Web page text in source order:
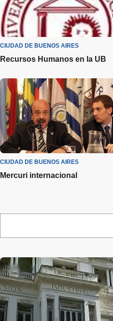
CIUDAD DE BUENOS AIRES
Recursos Humanos en la UB
CIUDAD DE BUENOS AIRES
Mercuri internacional